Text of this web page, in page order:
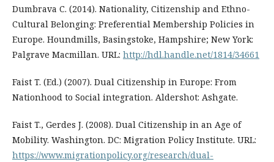
Dumbrava C. (2014). Nationality, Citizenship and Ethno-
Cultural Belonging: Preferential Membership Policies in
Europe. Houndmills, Basingstoke, Hampshire; New York:
Palgrave Macmillan. URL: http://hdl.handle.net/1814/34661
Faist T. (Ed.) (2007). Dual Citizenship in Europe: From
Nationhood to Social integration. Aldershot: Ashgate.
Faist T., Gerdes J. (2008). Dual Citizenship in an Age of
Mobility. Washington. DC: Migration Policy Institute. URL:
https://www.migrationpolicy.org/research/dual-